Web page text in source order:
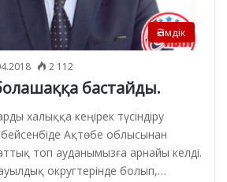
Әкімдік
2 112
бастайды.
халыққа кеңірек түсіндіру
Ақтөбе облысынан
топ ауданымызға арнайы келді.
округтерінде болып,…